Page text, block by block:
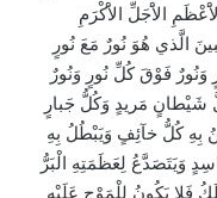
الاَْجَلِّ الاَْكْرَمِ
الَّذي هُوَ نُورٌ مَعَ نُورٍ
وَنُورٌ فَوْقَ كُلِّ نُورٍ وَنُورٌ
مَريدٍ وَكُلُّ جَبارٍ
بِهِ كُلُّ خآئِفٍ وَيَبْطُلُ بِهِ
وَيَتَصَدَّعُ لِعَظَمَتِهِ الْبَرُّ
فَلا يَكُونُ لِلْمَوْجِ عَلَيْهِ